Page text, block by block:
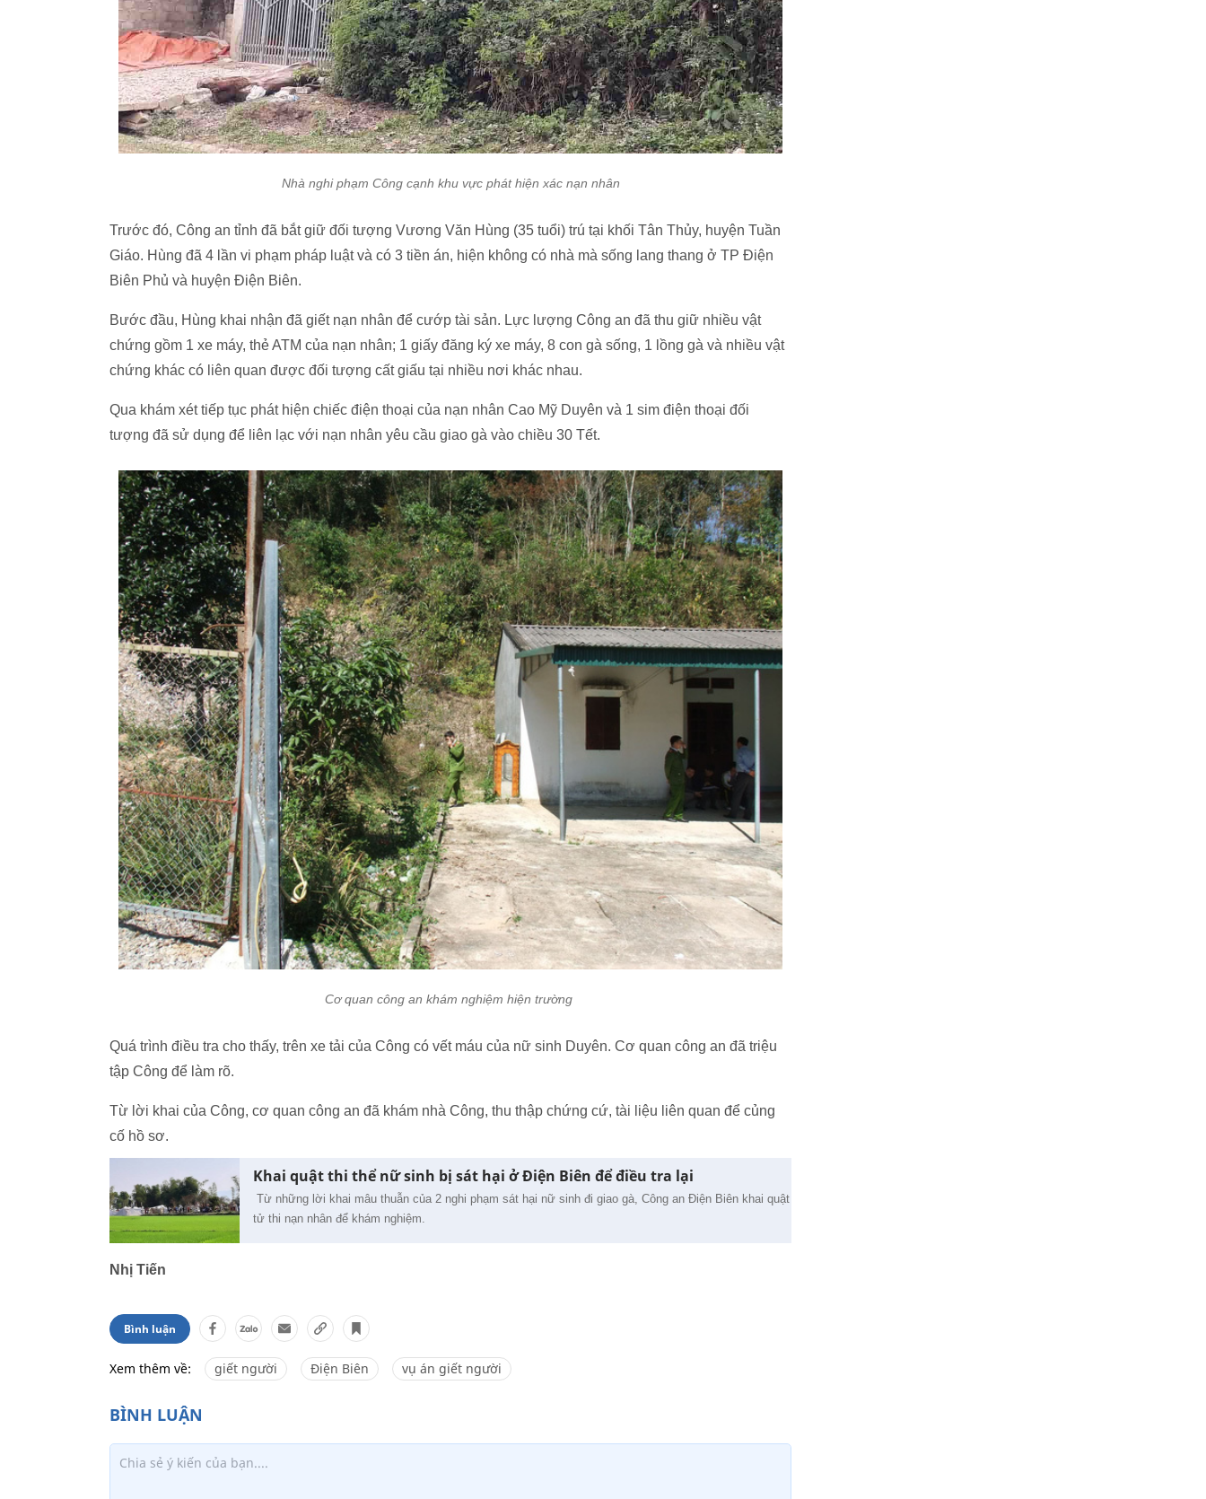
Nhà nghi phạm Công cạnh khu vực phát hiện xác nạn nhân
Trước đó, Công an tỉnh đã bắt giữ đối tượng Vương Văn Hùng (35 tuổi) trú tại khối Tân Thủy, huyện Tuần
Giáo. Hùng đã 4 lần vi phạm pháp luật và có 3 tiền án, hiện không có nhà mà sống lang thang ở TP Điện
Biên Phủ và huyện Điện Biên.
Bước đầu, Hùng khai nhận đã giết nạn nhân để cướp tài sản. Lực lượng Công an đã thu giữ nhiều vật
chứng gồm 1 xe máy, thẻ ATM của nạn nhân; 1 giấy đăng ký xe máy, 8 con gà sống, 1 lồng gà và nhiều vật
chứng khác có liên quan được đối tượng cất giấu tại nhiều nơi khác nhau.
Qua khám xét tiếp tục phát hiện chiếc điện thoại của nạn nhân Cao Mỹ Duyên và 1 sim điện thoại đối
tượng đã sử dụng để liên lạc với nạn nhân yêu cầu giao gà vào chiều 30 Tết.
Cơ quan công an khám nghiệm hiện trường
Quá trình điều tra cho thấy, trên xe tải của Công có vết máu của nữ sinh Duyên. Cơ quan công an đã triệu
tập Công để làm rõ.
Từ lời khai của Công, cơ quan công an đã khám nhà Công, thu thập chứng cứ, tài liệu liên quan để củng
cố hồ sơ.
Khai quật thi thể nữ sinh bị sát hại ở Điện Biên để điều tra lại
Từ những lời khai mâu thuẫn của 2 nghi phạm sát hại nữ sinh đi giao gà, Công an Điện Biên khai quật
tử thi nạn nhân để khám nghiệm.
Nhị Tiến
Bình luận
Xem thêm về: giết người Điện Biên vụ án giết người